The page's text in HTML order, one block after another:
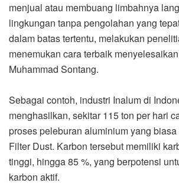
menjual atau membuang limbahnya
lingkungan tanpa pengolahan yang
dalam batas tertentu, melakukan
menemukan cara terbaik
Muhammad Sontang.
Sebagai contoh, industri Inalum di
menghasilkan, sekitar 115 ton per hari
proses peleburan aluminium yang
Filter Dust. Karbon tersebut memiliki
tinggi, hingga 85 %, yang berpotensi
karbon aktif.